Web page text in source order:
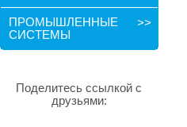
ПРОМЫШЛЕННЫЕ
СИСТЕМЫ
>>
Поделитесь ссылкой с
друзьями: